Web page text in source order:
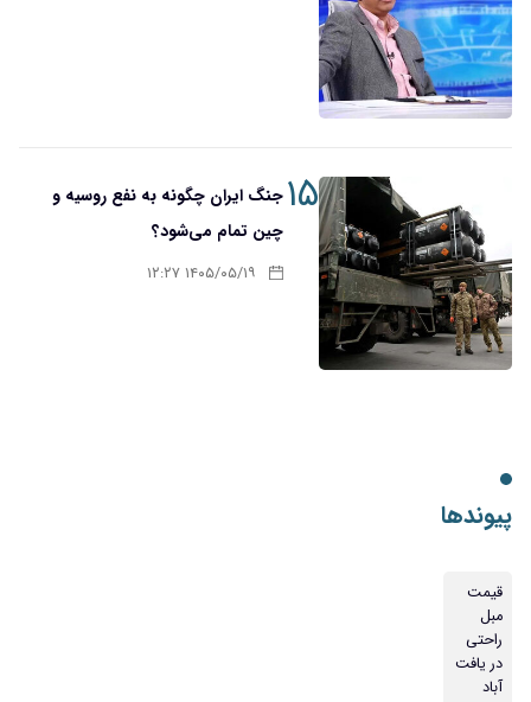
۱۵جنگ ایران چگونه به نفع روسیه و
چین تمام می‌شود؟
۱۴۰۵/۰۵/۱۹ ۱۲:۲۷
پیوندها
قیمت
مبل
راحتی
در یافت
آباد